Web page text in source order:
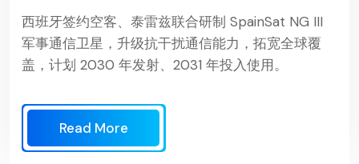
西班牙签约空客、泰雷兹联合研制 SpainSat NG III
军事通信卫星，升级抗干扰通信能力，拓宽全球覆
盖，计划 2030 年发射、2031 年投入使用。
Read More